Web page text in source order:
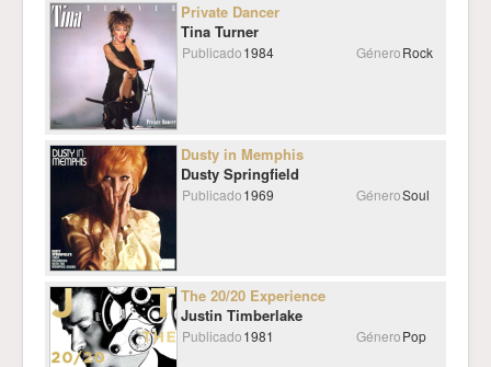
Private Dancer
Tina Turner
Publicado1984 GéneroRock
Dusty in Memphis
Dusty Springfield
Publicado1969 GéneroSoul
The 20/20 Experience
Justin Timberlake
Publicado1981 GéneroPop